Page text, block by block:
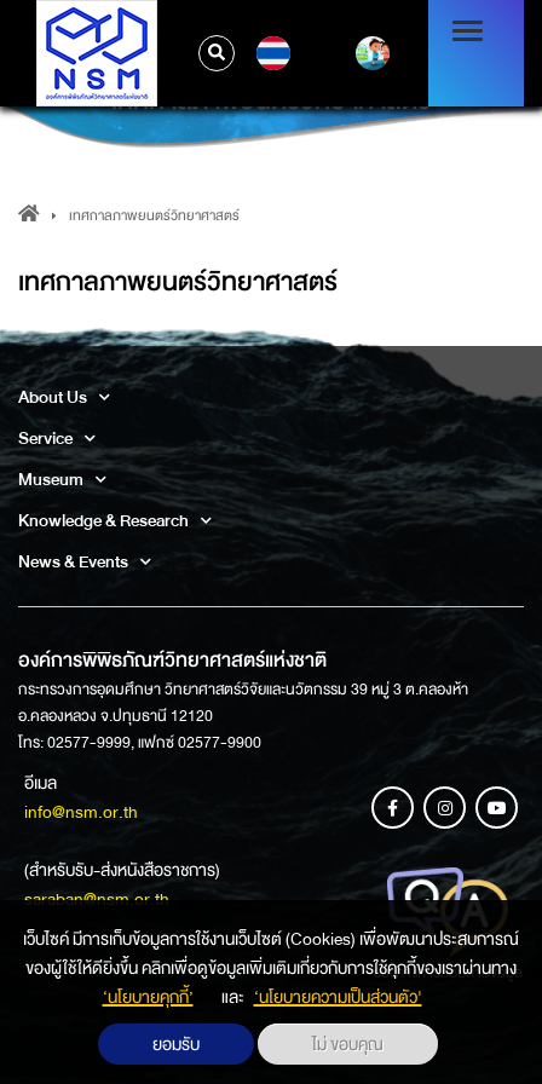
เทศกาลภาพยนตร์วิทยาศาสตร์
เทศกาลภาพยนตร์วิทยาศาสตร์
เทศกาลภาพยนตร์วิทยาศาสตร์
About Us
Service
Museum
Knowledge & Research
News & Events
องค์การพิพิธภัณฑ์วิทยาศาสตร์แห่งชาติ
กระทรวงการอุดมศึกษา วิทยาศาสตร์วิจัยและนวัตกรรม 39 หมู่ 3 ต.คลองห้า
อ.คลองหลวง จ.ปทุมธานี 12120
โทร: 02577-9999, แฟกซ์ 02577-9900
อีเมล
info@nsm.or.th
(สำหรับรับ-ส่งหนังสือราชการ)
saraban@nsm.or.th
ช่องทางการสอบถามข้อมูล
เว็บไซค์ มีการเก็บข้อมูลการใช้งานเว็บไซต์ (Cookies) เพื่อพัฒนาประสบการณ์
ของผู้ใช้ให้ดียิ่งขึ้น คลิกเพื่อดูข้อมูลเพิ่มเติมเกี่ยวกับการใช้คุกกี้ของเราผ่านทาง
‘นโยบายคุกกี้’
และ ‘นโยบายความเป็นส่วนตัว'
ยอมรับ
ไม่ ขอบคุณ